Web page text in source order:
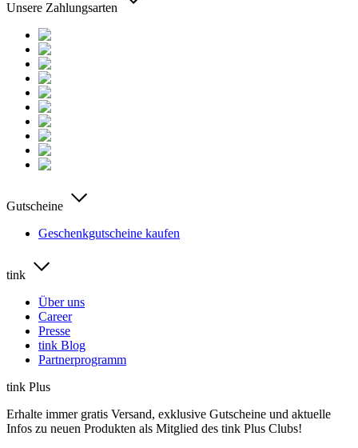
Unsere Zahlungsarten
Gutscheine
Geschenkgutscheine kaufen
tink
Über uns
Career
Presse
tink Blog
Partnerprogramm
tink Plus
Erhalte immer gratis Versand, exklusive Gutscheine und aktuelle
Infos zu neuen Produkten als Mitglied des tink Plus Clubs!